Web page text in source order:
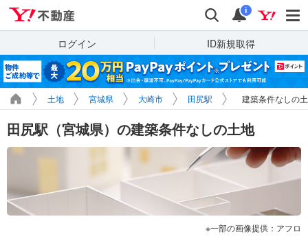
検索 通知
i
ログイン ID新規取得
土地 宮城県 大崎市 田尻駅 建築条件なしの
田尻駅（宮城県）の建築条件なしの土地
一部の画像提供：アフロ